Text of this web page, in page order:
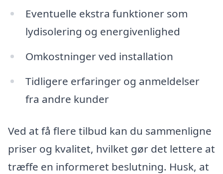
Eventuelle ekstra funktioner som
lydisolering og energivenlighed
Omkostninger ved installation
Tidligere erfaringer og anmeldelser
fra andre kunder
Ved at få flere tilbud kan du sammenligne
priser og kvalitet, hvilket gør det lettere at
træffe en informeret beslutning. Husk, at